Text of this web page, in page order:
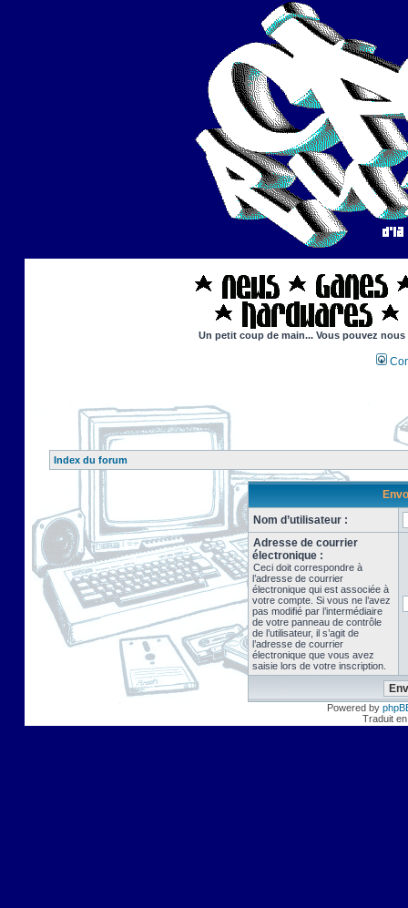
Un petit coup de main... Vous pouvez
Index du forum
Nom d’utilisateur :
Adresse de courrier
électronique :
Ceci doit correspondre à
l’adresse de courrier
électronique qui est associée à
votre compte. Si vous ne l’avez
pas modifié par l’intermédiaire
de votre panneau de contrôle
de l’utilisateur, il s’agit de
l’adresse de courrier
électronique que vous avez
saisie lors de votre inscription.
Powered by
Traduit